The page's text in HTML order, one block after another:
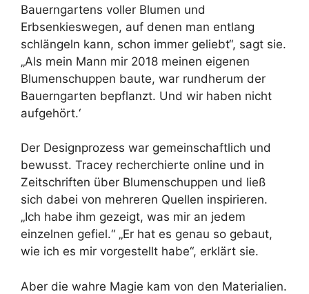
Bauerngartens voller Blumen und
Erbsenkieswegen, auf denen man entlang
schlängeln kann, schon immer geliebt“, sagt sie.
„Als mein Mann mir 2018 meinen eigenen
Blumenschuppen baute, war rundherum der
Bauerngarten bepflanzt. Und wir haben nicht
aufgehört.‘
Der Designprozess war gemeinschaftlich und
bewusst. Tracey recherchierte online und in
Zeitschriften über Blumenschuppen und ließ
sich dabei von mehreren Quellen inspirieren.
„Ich habe ihm gezeigt, was mir an jedem
einzelnen gefiel.“ „Er hat es genau so gebaut,
wie ich es mir vorgestellt habe“, erklärt sie.
Aber die wahre Magie kam von den Materialien.